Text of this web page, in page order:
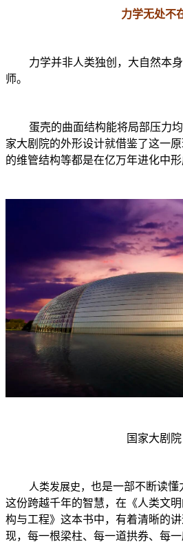
力学无处不
力学并非人类独创，大自然本
师。
蛋壳的曲面结构能将局部压力
家大剧院的外形设计就借鉴了这一
的维管结构等都是在亿万年进化中形
国家大剧院
人类发展史， 也是一部不断读懂
这份跨越千年的智慧，在《人类文
构与工程》这本书中，有着清晰的
现，每一根梁柱、每一道拱券、每